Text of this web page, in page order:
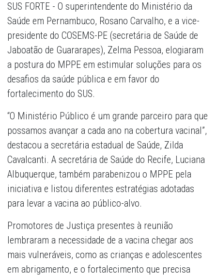
SUS FORTE - O superintendente do Ministério da
Saúde em Pernambuco, Rosano Carvalho, e a vice-
presidente do COSEMS-PE (secretária de Saúde de
Jaboatão de Guararapes), Zelma Pessoa, elogiaram
a postura do MPPE em estimular soluções para os
desafios da saúde pública e em favor do
fortalecimento do SUS.
“O Ministério Público é um grande parceiro para que
possamos avançar a cada ano na cobertura vacinal”,
destacou a secretária estadual de Saúde, Zilda
Cavalcanti. A secretária de Saúde do Recife, Luciana
Albuquerque, também parabenizou o MPPE pela
iniciativa e listou diferentes estratégias adotadas
para levar a vacina ao público-alvo.
Promotores de Justiça presentes à reunião
lembraram a necessidade de a vacina chegar aos
mais vulneráveis, como as crianças e adolescentes
em abrigamento, e o fortalecimento que precisa